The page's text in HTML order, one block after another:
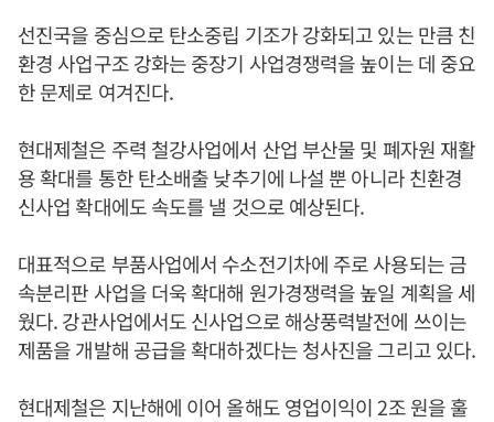
선진국을 중심으로 탄소중립 기조가 강화되고 있는 만큼 친
환경 사업구조 강화는 중장기 사업경쟁력을 높이는 데 중요
한 문제로 여겨진다.
현대제철은 주력 철강사업에서 산업 부산물 및 폐자원 재활
용 확대를 통한 탄소배출 낮추기에 나설 뿐 아니라 친환경
신사업 확대에도 속도를 낼 것으로 예상된다.
대표적으로 부품사업에서 수소전기차에 주로 사용되는 금
속분리판 사업을 더욱 확대해 원가경쟁력을 높일 계획을 세
웠다. 강관사업에서도 신사업으로 해상풍력발전에 쓰이는
제품을 개발해 공급을 확대하겠다는 청사진을 그리고 있다.
현대제철은 지난해에 이어 올해도 영업이익이 2조 원을 훌